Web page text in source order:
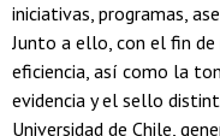
iniciativas, programas,
Junto a ello, con el fin
eficiencia, así como la
evidencia y el sello
Universidad de Chile,